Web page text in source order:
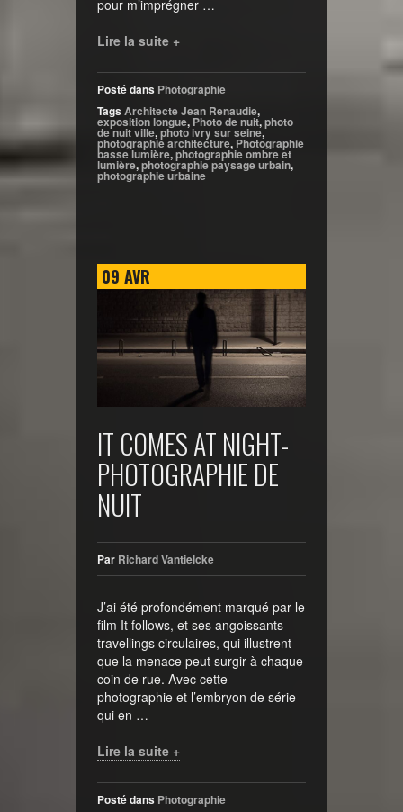
pour m’imprégner …
Lire la suite +
Posté dans Photographie
TagsArchitecte Jean Renaudie,
exposition longue, Photo de nuit,photo
de nuit ville,photo ivry sur seine,
photographie architecture, Photographie
basse lumière,photographie ombre et
lumière,photographie paysage urbain,
photographie urbaine
09 AVR
IT COMES AT NIGHT-
PHOTOGRAPHIE DE
NUIT
Par Richard Vantielcke
J’ai été profondément marqué par le
film It follows, et ses angoissants
travellings circulaires, qui illustrent
que la menace peut surgir à chaque
coin de rue. Avec cette
photographie et l’embryon de série
qui en …
Lire la suite +
Posté dans Photographie